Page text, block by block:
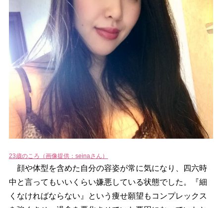
23歳のころ（画像提供：seinaさん）
顔や体型を含めた自分の容姿が常に気になり、四六時
中と言ってもいいくらい嫌悪している状態でした。『細
くなければならない』という痩せ願望もコンプレックス